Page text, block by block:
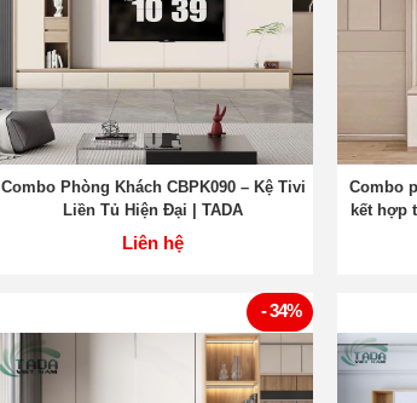
Combo Phòng Khách CBPK090 – Kệ Tivi
Liền Tủ Hiện Đại | TADA
Liên hệ
Combo
kết hợp
- 34%